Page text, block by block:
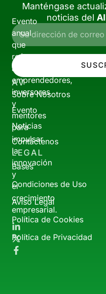
Evento
anual
que
reúne
a
emprendedores,
inversores
y
mentores
para
impulsar
la
innovación
y
el
crecimiento
empresarial.
Manténgase
noticias del
AV
Sobre Nosotros
Evento
Noticias
Contáctenos
LEGAL
Bases
Condiciones de Uso
Aviso Legal
Política de Cookies
Política de Privacidad